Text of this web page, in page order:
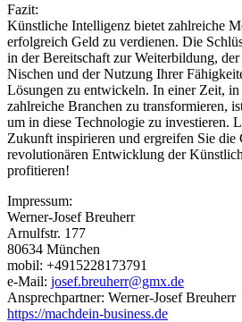
Fazit:
Künstliche Intelligenz bietet zahlreiche
erfolgreich Geld zu verdienen. Die
in der Bereitschaft zur Weiterbildung,
Nischen und der Nutzung Ihrer
Lösungen zu entwickeln. In einer Zeit,
zahlreiche Branchen zu transformieren,
um in diese Technologie zu investieren.
Zukunft inspirieren und ergreifen Sie die
revolutionären Entwicklung der
profitieren!
Impressum:
Werner-Josef Breuherr
Arnulfstr. 177
80634 München
mobil: +4915228173791
e-Mail: josef.breuherr@gmx.de
Ansprechpartner: Werner-Josef Breuherr
https://machdein-business.de